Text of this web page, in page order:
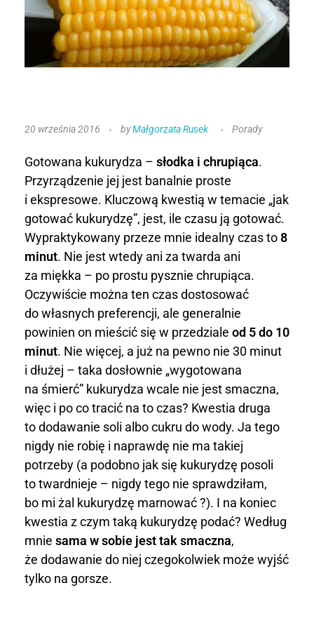
J
a
k
g
o
t
o
w
a
ć
k
u
k
u
r
y
d
20 września 2016 byMałgorzata Rusek Porady
Gotowana kukurydza – słodka i chrupiąca.
Przyrządzenie jej jest banalnie proste
i ekspresowe. Kluczową kwestią w temacie „jak
gotować kukurydzę”, jest, ile czasu ją gotować.
Wypraktykowany przeze mnie idealny czas to8
minut. Nie jest wtedy ani za twarda ani
za miękka – po prostu pysznie chrupiąca.
Oczywiście można ten czas dostosować
do własnych preferencji, ale generalnie
powinien on mieścić się w przedziale od 5 do 10
minut. Nie więcej, a już na pewno nie 30 minut
i dłużej – taka dosłownie „wygotowana
na śmierć” kukurydza wcale nie jest smaczna,
więc i po co tracić na to czas? Kwestia druga
to dodawanie soli albo cukru do wody. Ja tego
nigdy nie robię i naprawdę nie ma takiej
potrzeby (a podobno jak się kukurydzę posoli
to twardnieje – nigdy tego nie sprawdziłam,
bo mi żal kukurydzę marnować ?). I na koniec
kwestia z czym taką kukurydzę podać? Według
mnie sama w sobie jest tak smaczna,
że dodawanie do niej czegokolwiek może wyjść
tylko na gorsze.